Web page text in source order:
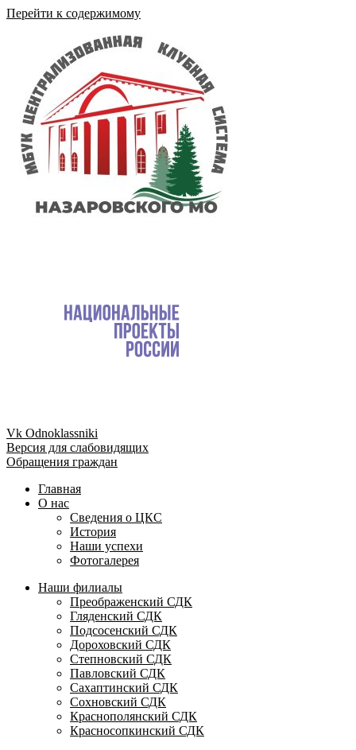
Перейти к содержимому
Vk Odnoklassniki
Версия для слабовидящих
Обращения граждан
Главная
О нас
Сведения о ЦКС
История
Наши успехи
Фотогалерея
Наши филиалы
Преображенский СДК
Гляденский СДК
Подсосенский СДК
Дороховский СДК
Степновский СДК
Павловский СДК
Сахаптинский СДК
Сохновский СДК
Краснополянский СДК
Красносопкинский СДК